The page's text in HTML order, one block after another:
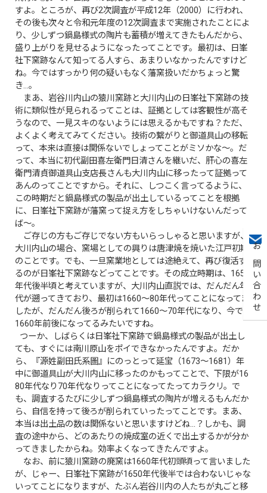
お問い合わせ
すよ。ところが、再び2次調査が平成12年（2000）に行われ、
その後も次々と令和元年度の12次調査まで実施されたことによ
り、少しずつ鍋島様式の陶片も蓄積が増えてきたもんだから、
盛り上がりを見せるようになったってことです。最初は、日峯
社下窯跡なんて知ってる人すら、あまりいなかったんですけど
ね。今ではすっかり何の疑いもなく藩窯扱いだかちょっと驚
き…。
まあ、岩谷川内山の猿川窯跡と大川内山の日峯社下窯跡の技
術に類似性が見られるってことは、証拠としては客観性が高そ
うなので、一見スキのないようには思えるかもですね？ただ、
よくよく考えてみてください。技術の繋がりと御道具山の移転
って、本来は直接は関係ないでしょってことがミソかな～。だ
って、本当に初代副田喜左衛門日清さんを継いだ、肝心の喜左
衛門清貞御道具山支店長さんも大川内山に移ったって証拠って
あんのってことですから。それに、しつこく言ってるように、
この時期だと鍋島様式の製品が出土しているってことを根拠
に、日峯社下窯跡が藩窯って捉え方をしちゃいけないんだって
ば〜。
ご存じの方もご存じでない方もいらっしゃると思いますが、
大川内山の場合、窯場としての興りは唐津焼を焼いた江戸初期
のことです。でも、一旦窯業地としては途絶えて、再び復活す
るのが日峯社下窯跡などってことです。その成立時期は、1650
年代後半頃と考えていますが、大川内山直説では、だんだん年
代が遡ってきており、最初は1660～80年代ってことになってま
したが、だんだん後ろが削られて1660～70年代になり、今では
1660年前後になってるみたいですね。
つーか、しばらくは日峯社下窯跡で鍋島様式の製品が出土し
ても、すぐには南川原山をポイできなかったんですよ。だか
ら、『源姓副田氏系圖』にのっとって延宝（1673～1681）年
中に御道具山が大川内山に移ったのかもってことで、下限が16
80年代なり70年代なりってことになってたってカラクリ。で
も、調査するたびに少しずつ鍋島様式の陶片が増えるもんだか
ら、自信を持って後ろが削られていったってことです。まあ、
本当は出土品の数は関係ないと思いますけどね…？しかも、調
査の途中から、どのあたりの焼成室の近くで出土するかが分か
ってきましたからね。効率よくなってきたんですよ。
なお、前に猿川窯跡の廃窯は1660年代初頭頃って言いました
が、じゃー、日峯社下窯跡が1650年代後半では合わないじゃな
いってことになりますが、たぶん岩谷川内の人たちが丸ごと移